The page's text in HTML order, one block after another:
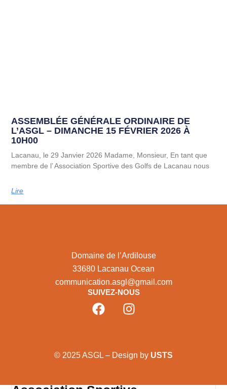
ASSEMBLÉE GÉNÉRALE ORDINAIRE DE
L’ASGL – DIMANCHE 15 FÉVRIER 2026 À
10H00
Lacanau, le 29 Janvier 2026 Madame, Monsieur, En tant que
membre de l’ Association Sportive des Golfs de Lacanau nous
Lire
Domaine de l’Ardilouse
33680 Lacanau Ocean
communication.asgl@gmail.com
SUIVEZ-NOUS
© 2025 ASGL – Design by USTS